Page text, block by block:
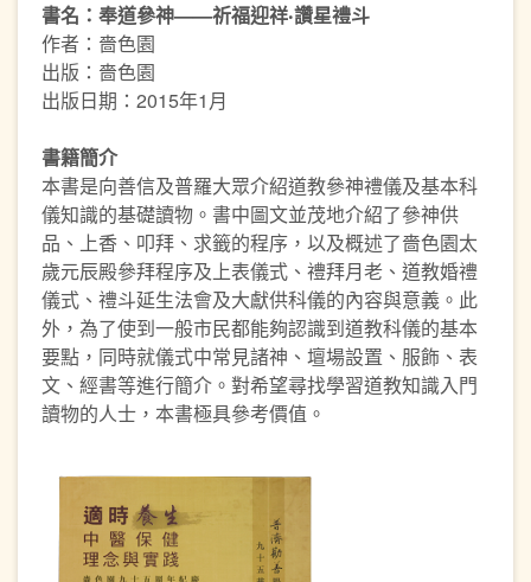
書名：奉道參神——祈福迎祥‧讚星禮斗
作者：嗇色園
出版：嗇色園
出版日期：2015年1月
書籍簡介
本書是向善信及普羅大眾介紹道教參神禮儀及基本科
儀知識的基礎讀物。書中圖文並茂地介紹了參神供
品、上香、叩拜、求籤的程序，以及概述了嗇色園太
歲元辰殿參拜程序及上表儀式、禮拜月老、道教婚禮
儀式、禮斗延生法會及大獻供科儀的內容與意義。此
外，為了使到一般市民都能夠認識到道教科儀的基本
要點，同時就儀式中常見諸神、壇場設置、服飾、表
文、經書等進行簡介。對希望尋找學習道教知識入門
讀物的人士，本書極具參考價值。